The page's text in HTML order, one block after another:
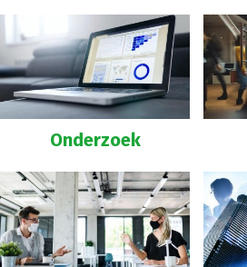
Onderzoek